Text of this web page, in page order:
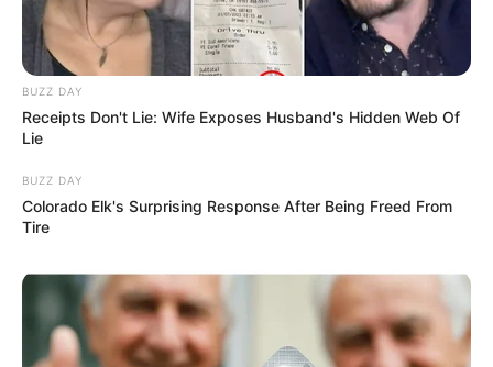
BUZZ DAY
Receipts Don't Lie: Wife Exposes Husband's Hidden Web Of
Lie
BUZZ DAY
Colorado Elk's Surprising Response After Being Freed From
Tire